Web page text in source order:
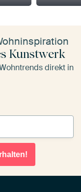
Kunstwerk
direkt in